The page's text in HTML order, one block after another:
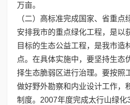
万亩。
（二）高标准完成国家、省重点
安排我市的重点绿化工程，是以
目标的生态公益工程，是我市造
点。在具体实施中，要坚持生态
择生态脆弱区进行治理。要按照
做好野外勘察和内业设计工作，
制度。2007年度完成太行山绿化